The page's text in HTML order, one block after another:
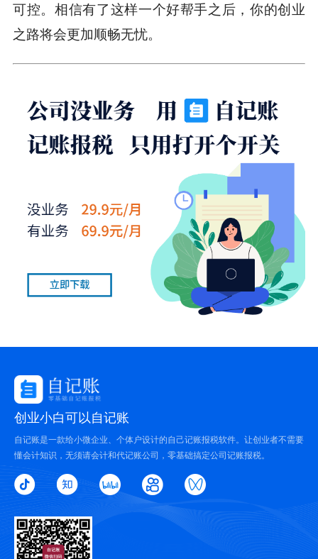
可控。相信有了这样一个好帮手之后，你的创业
之路将会更加顺畅无忧。
创业小白可以自记账
自记账是一款给小微企业、个体户设计的自己记账报税软件。让创业者不需要
懂会计知识，无须请会计和代记账公司，零基础搞定公司记账报税。